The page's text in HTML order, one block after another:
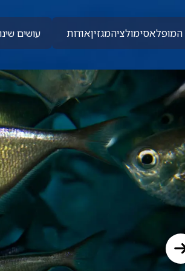
סימולציהמגזיןאודות עושים